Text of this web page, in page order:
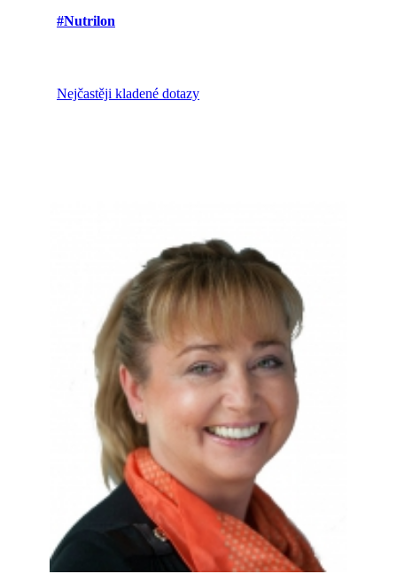
#Nutrilon
Nejčastěji kladené dotazy